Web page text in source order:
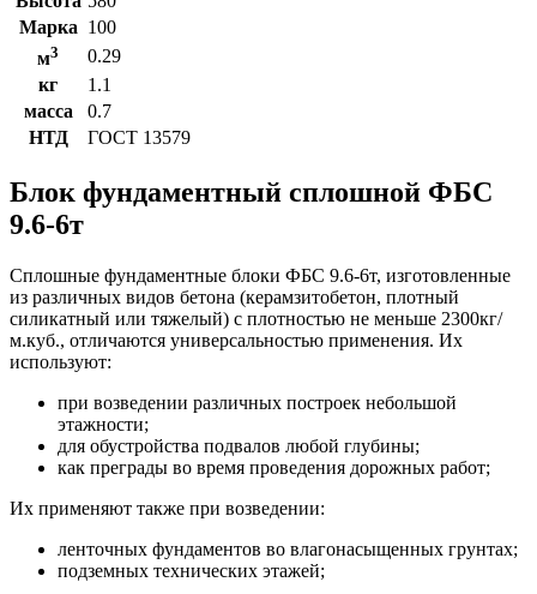
Марка 100
м3
0.29
кг
1.1
масса
0.7
НТД
ГОСТ 13579
Блок фундаментный сплошной ФБС
9.6-6т
Сплошные фундаментные блоки ФБС 9.6-6т, изготовленные
из различных видов бетона (керамзитобетон, плотный
силикатный или тяжелый) с плотностью не меньше 2300кг/
м.куб., отличаются универсальностью применения. Их
используют:
при возведении различных построек небольшой
этажности;
для обустройства подвалов любой глубины;
как преграды во время проведения дорожных работ;
Их применяют также при возведении:
ленточных фундаментов во влагонасыщенных грунтах;
подземных технических этажей;